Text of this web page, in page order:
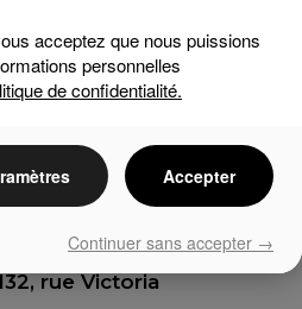
: 366, chemin de
: 8, Academy Lane
rue Victoria
acceptez que nous puissions
personnelles
de confidentialité.
Accepter
Continuer sans accepter →